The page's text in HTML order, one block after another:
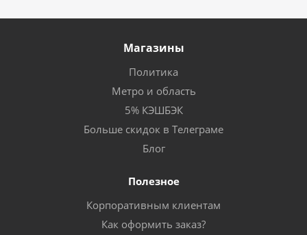
Магазины
Политика
Метро и область
5% КЭШБЭК
Больше скидок в Телеграме
Блог
Полезное
Корпоративным клиентам
Как оформить заказ?